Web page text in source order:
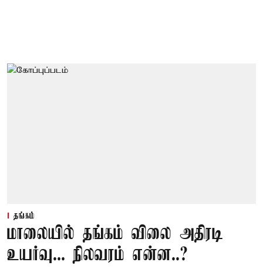
தங்கம்
மாலையில் தங்கம் விலை அதிரடி
உயர்வு... நிலவரம் என்ன..?